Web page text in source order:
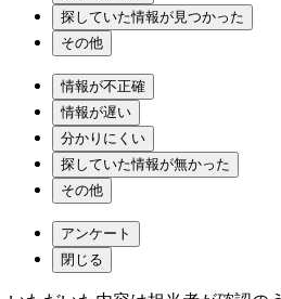
探していた情報が見つかった
その他
情報が不正確
情報が遅い
分かりにくい
探していた情報が無かった
その他
アンケート
閉じる